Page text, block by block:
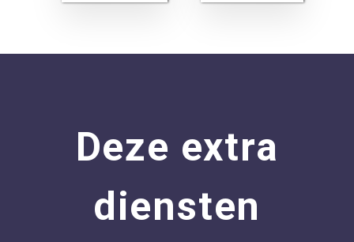
Deze extra
diensten